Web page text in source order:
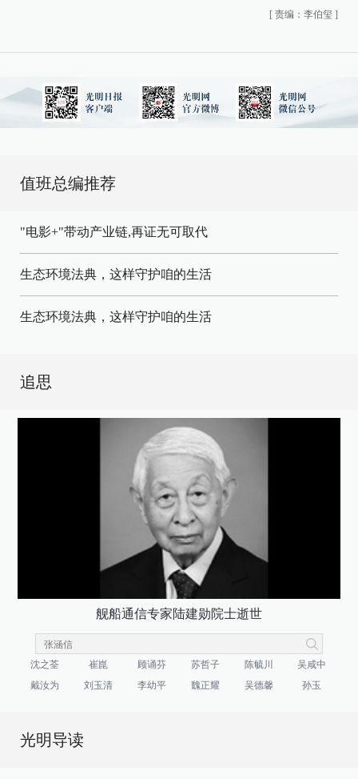
[ 责编：李伯玺 ]
值班总编推荐
"电影+"带动产业链,再证无可取代
生态环境法典，这样守护咱的生活
生态环境法典，这样守护咱的生活
追思
舰船通信专家陆建勋院士逝世
沈之荃 崔崑 顾诵芬 苏哲子 陈毓川
吴咸中
戴汝为
刘玉清 李幼平 魏正耀 吴德馨 孙玉
光明导读